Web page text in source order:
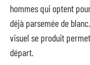
hommes qui optent
déjà parsemée de
visuel se produit
départ.